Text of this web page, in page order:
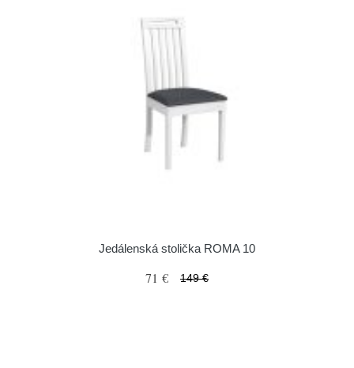
Jedálenská stolička ROMA 10
71 € 149 €